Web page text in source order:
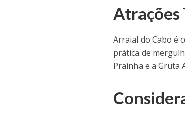
Atrações
Arraial do Cabo é
prática de
Prainha e a Gruta